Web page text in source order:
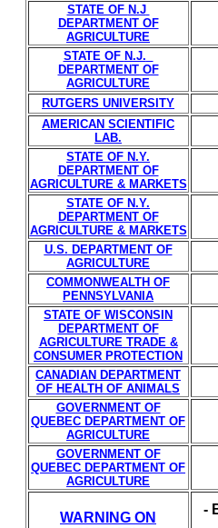
STATE OF N.J
DEPARTMENT OF
AGRICULTURE
STATE OF N.J.
DEPARTMENT OF
AGRICULTURE
RUTGERS UNIVERSITY
AMERICAN SCIENTIFIC
LAB.
STATE OF N.Y.
DEPARTMENT OF
AGRICULTURE & MARKETS
STATE OF N.Y.
DEPARTMENT OF
AGRICULTURE & MARKETS
U.S. DEPARTMENT OF
AGRICULTURE
COMMONWEALTH OF
PENNSYLVANIA
STATE OF WISCONSIN
DEPARTMENT OF
AGRICULTURE TRADE &
CONSUMER PROTECTION
CANADIAN DEPARTMENT
OF HEALTH OF ANIMALS
GOVERNMENT OF
QUEBEC DEPARTMENT OF
AGRICULTURE
GOVERNMENT OF
QUEBEC DEPARTMENT OF
AGRICULTURE
WARNING ON
-